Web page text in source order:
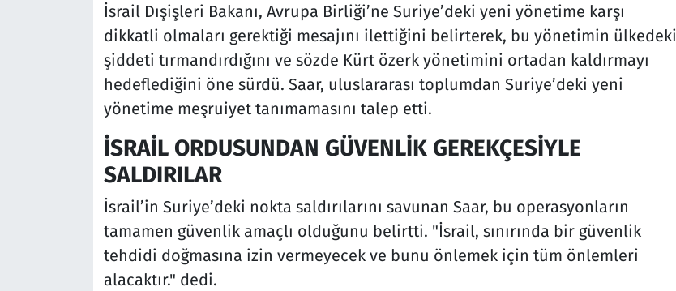
İsrail Dışişleri Bakanı, Avrupa Birliği’ne Suriye’deki yeni yönetime karşı
dikkatli olmaları gerektiği mesajını ilettiğini belirterek, bu yönetimin ülkedeki
şiddeti tırmandırdığını ve sözde Kürt özerk yönetimini ortadan kaldırmayı
hedeflediğini öne sürdü. Saar, uluslararası toplumdan Suriye’deki yeni
yönetime meşruiyet tanımamasını talep etti.
İSRAİL ORDUSUNDAN GÜVENLİK GEREKÇESİYLE
SALDIRILAR
İsrail’in Suriye’deki nokta saldırılarını savunan Saar, bu operasyonların
tamamen güvenlik amaçlı olduğunu belirtti. "İsrail, sınırında bir güvenlik
tehdidi doğmasına izin vermeyecek ve bunu önlemek için tüm önlemleri
alacaktır." dedi.